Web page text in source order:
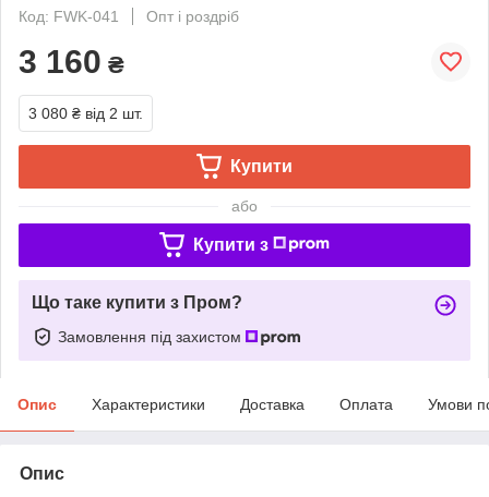
Код: FWK-041
Опт і роздріб
3 160 ₴
3 080 ₴ від 2 шт.
Купити
або
Купити з
Що таке купити з Пром?
Замовлення під захистом
Опис Характеристики Доставка Оплата Умови
Опис